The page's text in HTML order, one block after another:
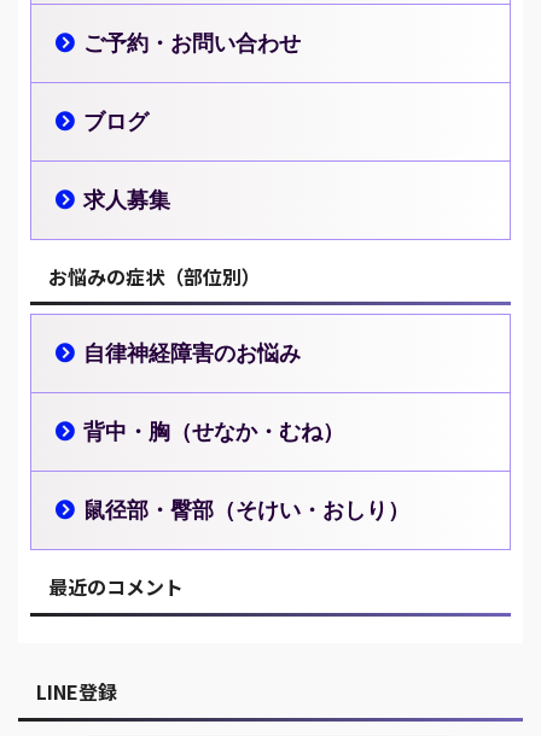
ご予約・お問い合わせ
ブログ
求人募集
お悩みの症状（部位別）
自律神経障害のお悩み
背中・胸（せなか・むね）
鼠径部・臀部（そけい・おしり）
最近のコメント
LINE登録